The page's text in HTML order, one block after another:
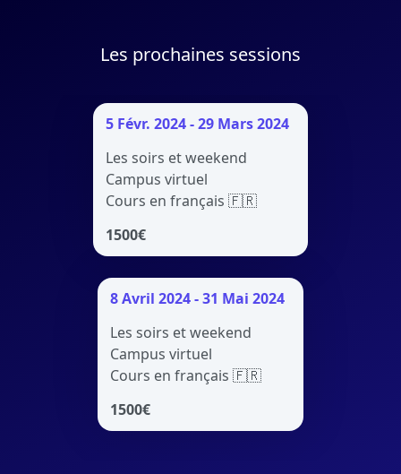
Les prochaines sessions
5 Févr. 2024 - 29 Mars 2024
Les soirs et weekend
Campus virtuel
Cours en français 🇫🇷
1500€
8 Avril 2024 - 31 Mai 2024
Les soirs et weekend
Campus virtuel
Cours en français 🇫🇷
1500€